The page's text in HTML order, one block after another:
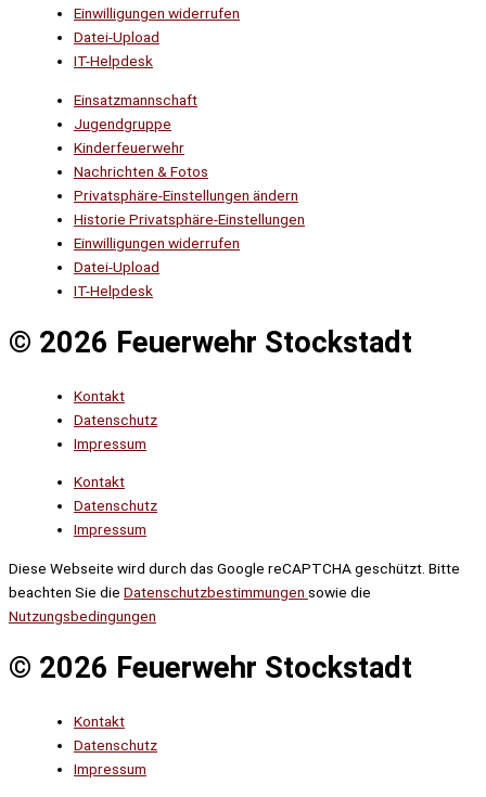
Einwilligungen widerrufen
Datei-Upload
IT-Helpdesk
Einsatzmannschaft
Jugendgruppe
Kinderfeuerwehr
Nachrichten & Fotos
Privatsphäre-Einstellungen ändern
Historie Privatsphäre-Einstellungen
Einwilligungen widerrufen
Datei-Upload
IT-Helpdesk
© 2026 Feuerwehr Stockstadt
Kontakt
Datenschutz
Impressum
Kontakt
Datenschutz
Impressum
Diese Webseite wird durch das Google reCAPTCHA geschützt. Bitte
beachten Sie die Datenschutzbestimmungen sowie die
Nutzungsbedingungen
© 2026 Feuerwehr Stockstadt
Kontakt
Datenschutz
Impressum